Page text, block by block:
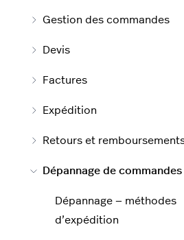
Gestion des commandes
Devis
Factures
Expédition
Retours et
Dépannage de commandes
Dépannage — méthodes
d’expédition